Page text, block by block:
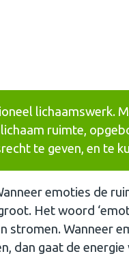
lichaamswerk.
ruimte,
te geven, en te
emoties de
Het woord
stromen. Wanneer
dan gaat de